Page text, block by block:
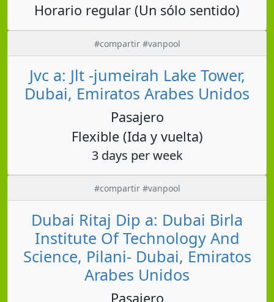
Horario regular (Un sólo sentido)
#compartir #vanpool
Jvc a: Jlt -jumeirah Lake Tower,
Dubai, Emiratos Arabes Unidos
Pasajero
Flexible (Ida y vuelta)
3 days per week
#compartir #vanpool
Dubai Ritaj Dip a: Dubai Birla
Institute Of Technology And
Science, Pilani- Dubai, Emiratos
Arabes Unidos
Pasajero